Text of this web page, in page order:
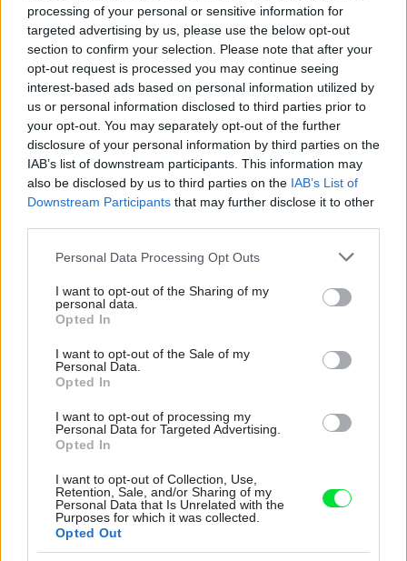
processing of your personal or sensitive information for
targeted advertising by us, please use the below opt-out
section to confirm your selection. Please note that after your
opt-out request is processed you may continue seeing
interest-based ads based on personal information utilized by
us or personal information disclosed to third parties prior to
your opt-out. You may separately opt-out of the further
disclosure of your personal information by third parties on the
IAB’s list of downstream participants. This information may
also be disclosed by us to third parties on the IAB’s List of
Downstream Participants that may further disclose it to other
Please note that this website/app uses one or more Google
not limited to your visit or usage behaviour. You may click to
grant or deny consent to Google and its third-party tags to
use your data for below specified purposes in below Google
consent section.
Personal Data Processing Opt Outs
I want to opt-out of the Sharing of my
personal data.
Opted In
I want to opt-out of the Sale of my
Personal Data.
Opted In
I want to opt-out of processing my
Personal Data for Targeted Advertising.
Opted In
I want to opt-out of Collection, Use,
Retention, Sale, and/or Sharing of my
Personal Data that Is Unrelated with the
Purposes for which it was collected.
Opted Out
Záhradkári, pozor! Viete, čo všetko máte urobiť
Zelenina okolo domu